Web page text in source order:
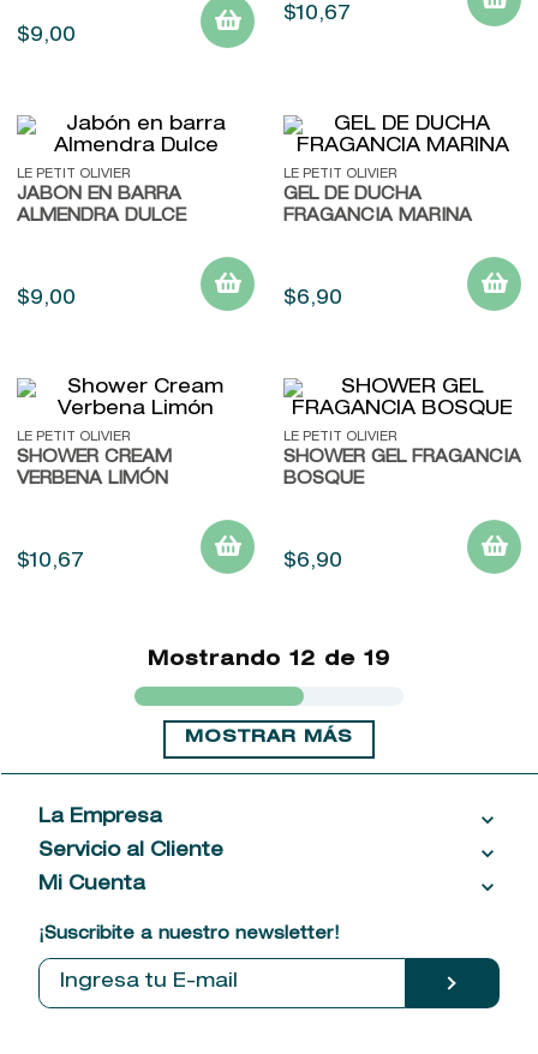
$9,00
$10,67
LE PETIT OLIVIER
JABÓN EN BARRA
ALMENDRA DULCE
$9,00
LE PETIT OLIVIER
GEL DE DUCHA
FRAGANCIA MARINA
$6,90
LE PETIT OLIVIER
SHOWER CREAM
VERBENA LIMÓN
$10,67
LE PETIT OLIVIER
SHOWER GEL FRAGANCIA
BOSQUE
$6,90
Mostrando 12 de 19
MOSTRAR MÁS
La Empresa
Acerca de las Fragancias
Ventas al por mayor
Política de entrega
Tiendas
Servicio al Cliente
Contáctanos
Comprobantes electrónicos
Mi Cuenta
¡Suscribite a nuestro newsletter!